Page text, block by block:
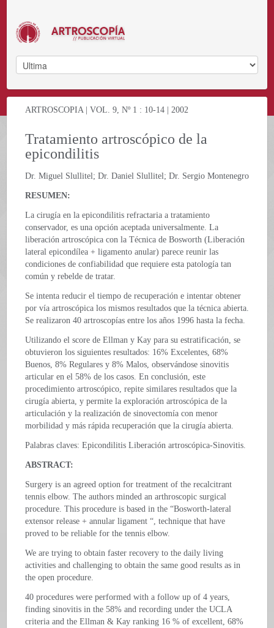
ARTROSCOPIA | VOL. 9, Nº 1 : 10-14 | 2002
Tratamiento artroscópico de la
epicondilitis
Dr. Miguel Slullitel; Dr. Daniel Slullitel; Dr. Sergio Montenegro
RESUMEN:
La cirugía en la epicondilitis refractaria a tratamiento
conservador, es una opción aceptada universalmente. La
liberación artroscópica con la Técnica de Bosworth (Liberación
lateral epicondílea + ligamento anular) parece reunir las
condiciones de confiabilidad que requiere esta patología tan
común y rebelde de tratar.
Se intenta reducir el tiempo de recuperación e intentar obtener
por vía artroscópica los mismos resultados que la técnica abierta.
Se realizaron 40 artroscopías entre los años 1996 hasta la fecha.
Utilizando el score de Ellman y Kay para su estratificación, se
obtuvieron los siguientes resultados: 16% Excelentes, 68%
Buenos, 8% Regulares y 8% Malos, observándose sinovitis
articular en el 58% de los casos. En conclusión, este
procedimiento artroscópico, repite similares resultados que la
cirugía abierta, y permite la exploración artroscópica de la
articulación y la realización de sinovectomía con menor
morbilidad y más rápida recuperación que la cirugía abierta.
Palabras claves: Epicondilitis Liberación artroscópica-Sinovitis.
ABSTRACT:
Surgery is an agreed option for treatment of the recalcitrant
tennis elbow. The authors minded an arthroscopic surgical
procedure. This procedure is based in the “Bosworth-lateral
extensor release + annular ligament “, technique that have
proved to be reliable for the tennis elbow.
We are trying to obtain faster recovery to the daily living
activities and challenging to obtain the same good results as in
the open procedure.
40 procedures were performed with a follow up of 4 years,
finding sinovitis in the 58% and recording under the UCLA
criteria and the Ellman & Kay ranking 16 % of excellent, 68%